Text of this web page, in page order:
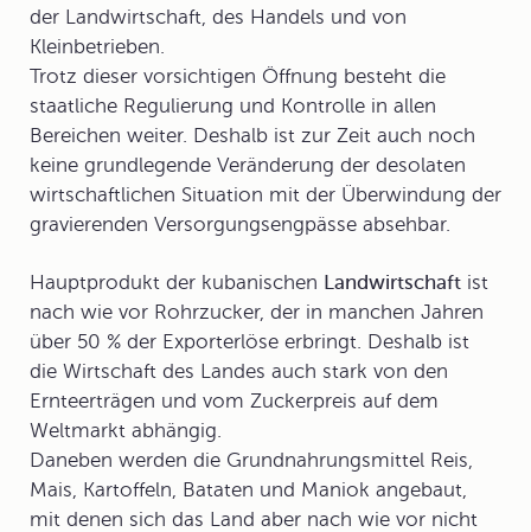
der Landwirtschaft, des Handels und von
Kleinbetrieben.
Trotz dieser vorsichtigen Öffnung besteht die
staatliche Regulierung und Kontrolle in allen
Bereichen weiter. Deshalb ist zur Zeit auch noch
keine grundlegende Veränderung der desolaten
wirtschaftlichen Situation mit der Überwindung der
gravierenden Versorgungsengpässe absehbar.
Hauptprodukt der kubanischen Landwirtschaft ist
nach wie vor Rohrzucker, der in manchen Jahren
über 50 % der Exporterlöse erbringt. Deshalb ist
die Wirtschaft des Landes auch stark von den
Ernteerträgen und vom Zuckerpreis auf dem
Weltmarkt abhängig.
Daneben werden die Grundnahrungsmittel Reis,
Mais, Kartoffeln, Bataten und Maniok angebaut,
mit denen sich das Land aber nach wie vor nicht